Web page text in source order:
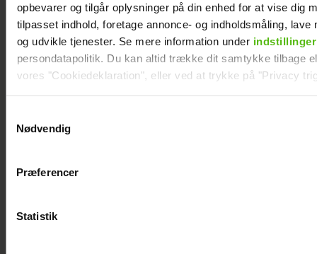
opbevarer og tilgår oplysninger på din enhed for at vise dig
tilpasset indhold, foretage annonce- og indholdsmåling, lave
og udvikle tjenester. Se mere information under indstillinger
persondatapolitik. Du kan altid trække dit samtykke tilbage
vores "Cookiedeklaration", eller ved at trykke på "Privacy
Vi anvender egne cookies og cookies fra tredjeparter til at
generere statistik og huske dine præferencer samt til brug
Nødvendig
Præferencer
Statistik
"Årgang 20"-par har taget svær beslutning